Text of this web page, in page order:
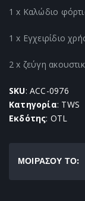
1 x Καλώδιο
1 x Εγχειρίδιο
2 x ζεύγη
SKU: ACC-0976
Κατηγορία: TWS
Εκδότης: OTL
ΜΟΙΡΑΣΟΥ ΤΟ: